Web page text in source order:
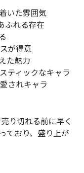
いた雰囲気
ふれる存在
が得意
た魅力
ティックなキャラ
されキャラ
り切れる前に早く
ており、盛り上が